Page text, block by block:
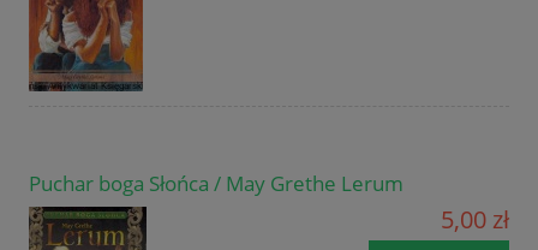
Puchar boga Słońca / May Grethe Lerum
5,00 zł